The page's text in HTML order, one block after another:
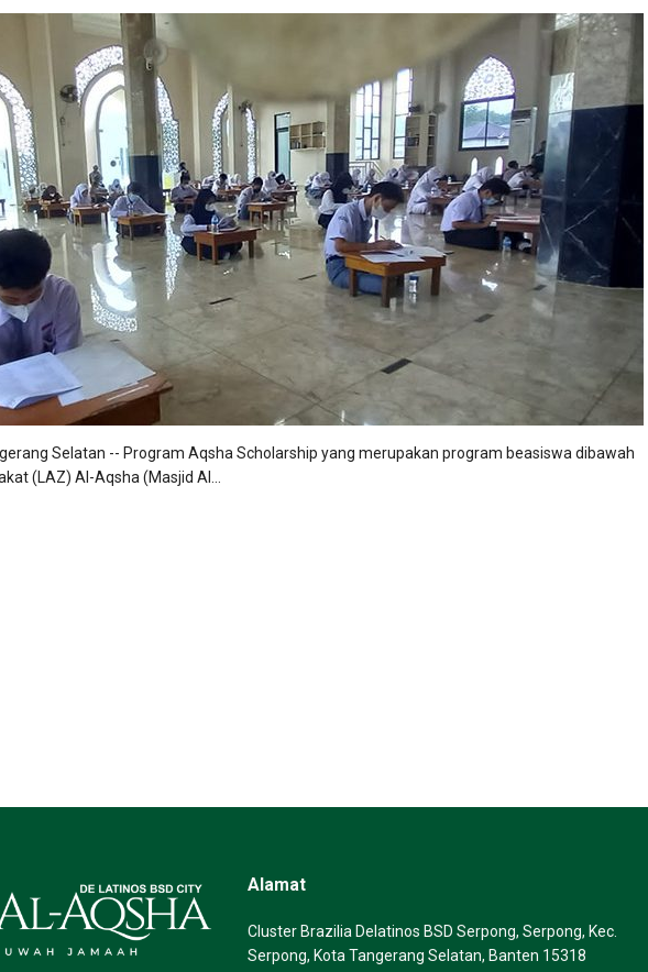
Selatan -- Program Aqsha Scholarship yang merupakan program beasiswa dibawah
(LAZ) Al-Aqsha (Masjid Al...
Alamat
Cluster Brazilia Delatinos BSD Serpong, Serpong, Kec.
Serpong, Kota Tangerang Selatan, Banten 15318